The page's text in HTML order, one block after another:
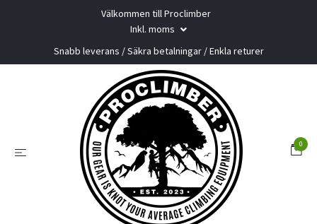
Välkommen till Proclimber
Inkl. moms
Snabb leverans / Säkra betalningar / Enkla returer
0